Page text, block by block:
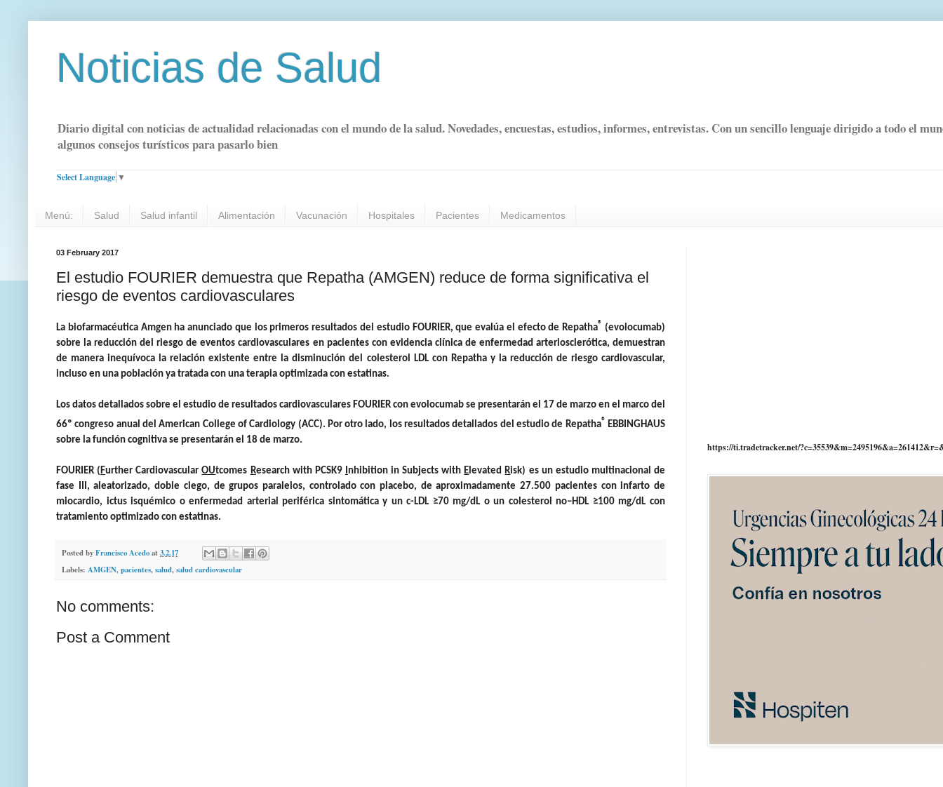
Noticias de Salud
Diario digital con noticias de actualidad relacionadas con el mundo de la salud. Novedades, encuestas, estudios, informes, entrevistas. Con un sencillo lenguaje dirigido a todo el
algunos consejos turísticos para pasarlo bien
Select Language ▼
Menú: Salud Salud infantil Alimentación Vacunación Hospitales Pacientes Medicamentos
03 February 2017
El estudio FOURIER demuestra que Repatha (AMGEN) reduce de forma significativa el
riesgo de eventos cardiovasculares
La biofarmacéutica Amgen ha anunciado que los primeros resultados del estudio FOURIER, que evalúa el efecto de Repatha® (evolocumab)
sobre la reducción del riesgo de eventos cardiovasculares en pacientes con evidencia clínica de enfermedad arteriosclerótica, demuestran
de manera inequívoca la relación existente entre la disminución del colesterol LDL con Repatha y la reducción de riesgo cardiovascular,
incluso en una población ya tratada con una terapia optimizada con estatinas.
Los datos detallados sobre el estudio de resultados cardiovasculares FOURIER con evolocumab se presentarán el 17 de marzo en el marco del
66º congreso anual del American College of Cardiology (ACC). Por otro lado, los resultados detallados del estudio de Repatha® EBBINGHAUS
sobre la función cognitiva se presentarán el 18 de marzo.
FOURIER ( Further CardiovascularOUtcomes Research with PCSK9 nhibition in Subjects with E levated Risk) es un estudio multinacional de
fase III, aleatorizado, doble ciego, de grupos paralelos, controlado con placebo, de aproximadamente 27.500 pacientes con infarto de
miocardio, ictus isquémico o enfermedad arterial periférica sintomática y un c-LDL ≥70 mg/dL o un colesterol no–HDL ≥100 mg/dL con
tratamiento optimizado con estatinas.
Posted byFrancisco Acedoat 3.2.17
Labels: AMGEN,pacientes,salud,salud cardiovascular
No comments:
Post a Comment
https://ti.tradetracker.net/